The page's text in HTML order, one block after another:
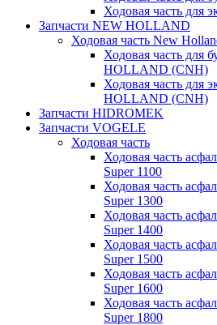
Ходовая часть для
Запчасти NEW HOLLAND
Ходовая часть New
Ходовая часть для
HOLLAND (CNH)
Ходовая часть для
HOLLAND (CNH)
Запчасти HIDROMEK
Запчасти VOGELE
Ходовая часть
Ходовая часть
Super 1100
Ходовая часть
Super 1300
Ходовая часть
Super 1400
Ходовая часть
Super 1500
Ходовая часть
Super 1600
Ходовая часть
Super 1800